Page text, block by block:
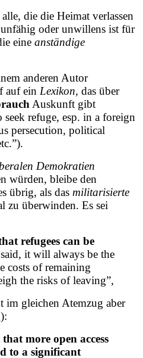
die die Heimat verlassen
oder unwillens ist für
eine anständige
anderen Autor
auf ein Lexikon, das über
Auskunft gibt
refuge, esp. in a foreign
persecution, political
Demokratien
würden, bleibe den
übrig, als das militarisierte
zu überwinden. Es sei
refugees can be
it will always be the
costs of remaining
the risks of leaving”,
im gleichen Atemzug aber
more open access
to a significant